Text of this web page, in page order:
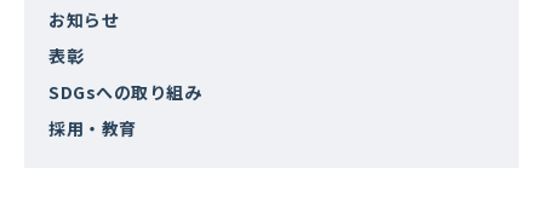
お知らせ
表彰
SDGsへの取り組み
採用・教育